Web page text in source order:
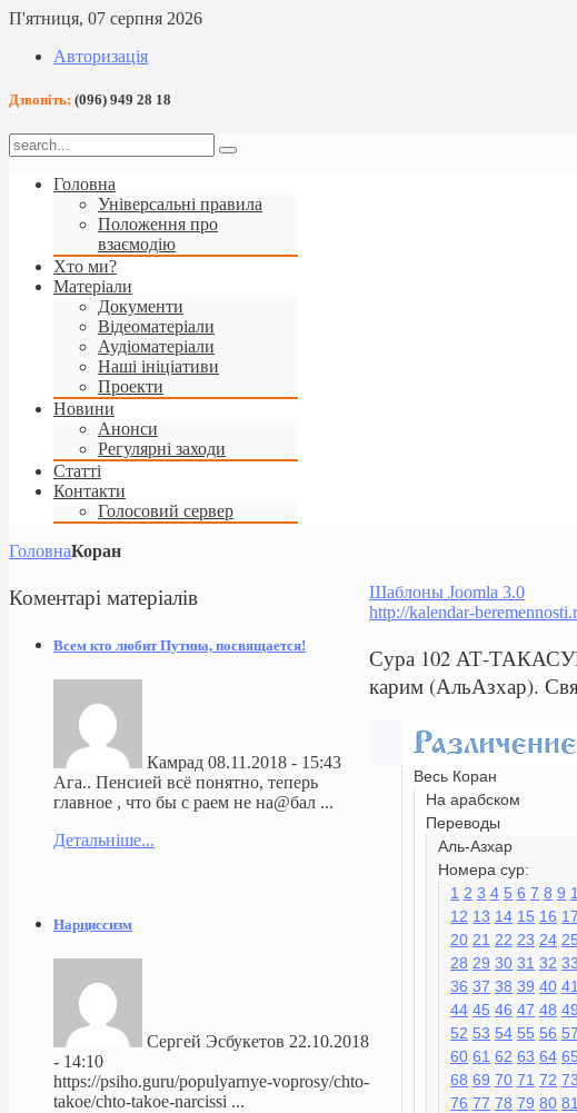
П'ятниця, 07 серпня 2026
Авторизація
Дзвоніть: (096) 949 28 18
Головна
Універсальні правила
Положення про
взаємодію
Хто ми?
Матеріали
Документи
Відеоматеріали
Аудіоматеріали
Наші ініціативи
Проекти
Новини
Анонси
Регулярні заходи
Статті
Контакти
Голосовий сервер
ГоловнаКоран
Шаблоны Joomla 3.0
http://kalendar-
Сура 102 АТ-
карим (АльАзхар).
Весь Коран
На арабском
Переводы
Аль-Азхар
Номера сур:
1 2 3 4 5 6 7 8 9
12 13 14 15 16 17
20 21 22 23 24 25
28 29 30 31 32 33
36 37 38 39 40 41
44 45 46 47 48 49
52 53 54 55 56 57
60 61 62 63 64 65
68 69 70 71 72 73
76 77 78 79 80 81
Коментарі матеріалів
Всем кто любит Путина, посвящается!
Камрад 08.11.2018 - 15:43
Ага.. Пенсией всё понятно, теперь
главное , что бы с раем не на@бал ...
Детальніше...
Нарциссизм
Сергей Эсбукетов 22.10.2018
- 14:10
https://psiho.guru/populyarnye-voprosy/chto-
takoe/chto-takoe-narcissi ...